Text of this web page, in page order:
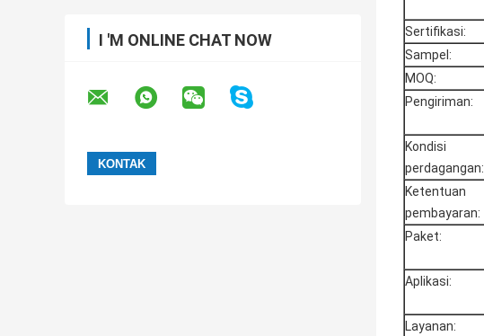
I 'M ONLINE CHAT NOW
Sertifikasi:
Sampel:
MOQ:
Pengiriman:
Kondisi
perdagangan:
Ketentuan
pembayaran:
Paket:
Aplikasi:
Layanan: